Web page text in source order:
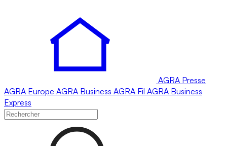
AGRA Presse
AGRA Europe AGRA Business AGRA Fil AGRA Business
Express